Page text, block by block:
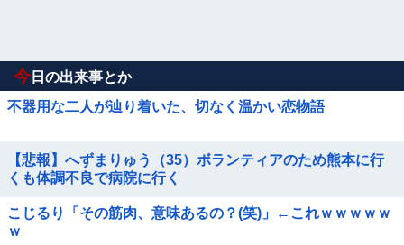
今 日の出来事とか
不器用な二人が辿り着いた、切なく温かい恋物語
【悲報】へずまりゅう（35）ボランティアのため熊本に行
くも体調不良で病院に行く
こじるり「その筋肉、意味あるの？(笑)」←これｗｗｗｗｗ
ｗ